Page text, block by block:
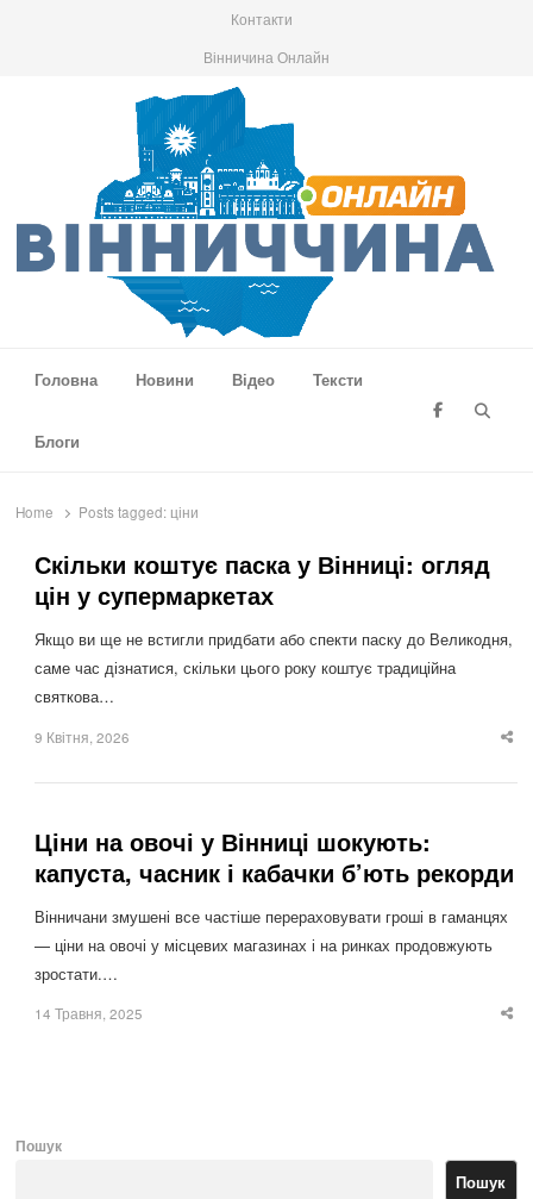
Контакти
Вінничина Онлайн
Головна
Новини Відео Тексти
Блоги
Home Posts tagged: ціни
Скільки коштує паска у Вінниці: огляд
цін у супермаркетах
Якщо ви ще не встигли придбати або спекти паску до Великодня,
саме час дізнатися, скільки цього року коштує традиційна
святкова…
9 Квітня, 2026
Ціни на овочі у Вінниці шокують:
капуста, часник і кабачки б’ють рекорди
Вінничани змушені все частіше перераховувати гроші в гаманцях
— ціни на овочі у місцевих магазинах і на ринках продовжують
зростати.…
14 Травня, 2025
Пошук
Пошук